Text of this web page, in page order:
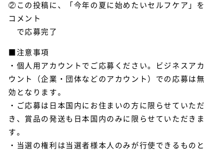
②この投稿に、「今年の夏に始めたいセルフケア」を
コメント
で応募完了
■注意事項
・個人用アカウントでご応募ください。ビジネスアカ
ウント（企業・団体などのアカウント）での応募は無
効となります。
・ご応募は日本国内にお住まいの方に限らせていただ
き、賞品の発送も日本国内のみに限らせていただきま
す。
・当選の権利は当選者様本人のみが行使できるものと